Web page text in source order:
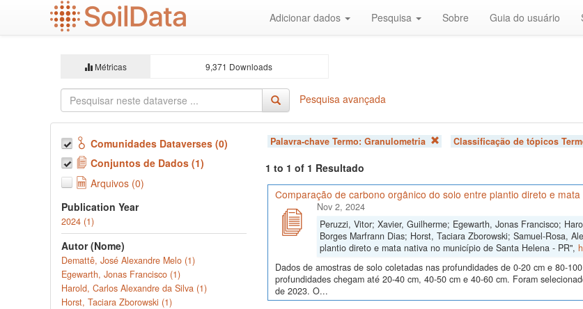
Adicionar dados Pesquisa Sobre Guia do usuário
Métricas 9,371 Downloads
Pesquisa avançada
Comunidades Dataverses (0)
Conjuntos de Dados (1)
Arquivos (0)
Publication Year
2024 (1)
Autor (Nome)
Demattê, José Alexandre Melo (1)
Egewarth, Jonas Francisco (1)
Harold, Carlos Alexandre da Silva (1)
Horst, Taciara Zborowski (1)
Palavra-chave Termo: Granulometria Classificação de tópicos
1 to 1 of 1 Resultado
Comparação de carbono orgânico do solo entre plantio direto e
Nov 2, 2024
Peruzzi, Vitor; Xavier, Guilherme; Egewarth, Jonas Francisco;
Borges Marfrann Dias; Horst, Taciara Zborowski; Samuel-Rosa,
plantio direto e mata nativa no município de Santa Helena - PR",
Dados de amostras de solo coletadas nas profundidades de 0-20 cm e 80-
profundidades chegam até 20-40 cm, 40-50 cm e 40-60 cm. Foram
de 2023. O...